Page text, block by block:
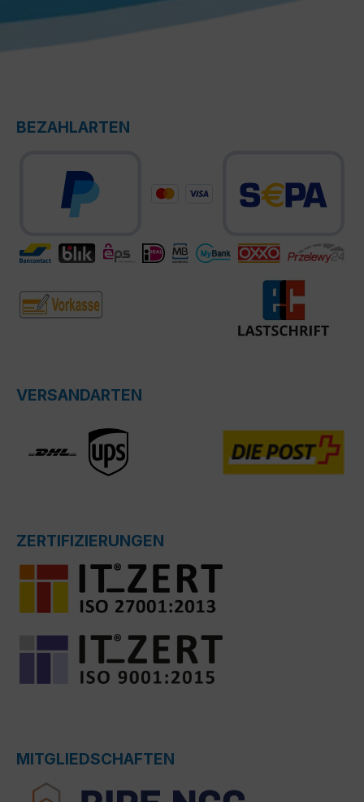
BEZAHLARTEN
VERSANDARTEN
ZERTIFIZIERUNGEN
MITGLIEDSCHAFTEN